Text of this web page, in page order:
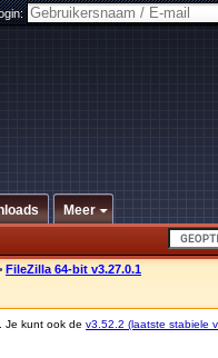
Meer
FileZilla 64-bit v3.27.0.1
Je kunt ook de v3.52.2 (laatste stabiele